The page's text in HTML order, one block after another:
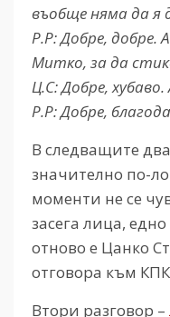
въобще няма да я
Р.Р: Добре, добре.
Митко, за да
Ц.С: Добре, хубаво.
Р.Р: Добре,
В следващите
значително по-
моменти не се
засега лица,
отново е Цанко
отговора към
Втори разговор –